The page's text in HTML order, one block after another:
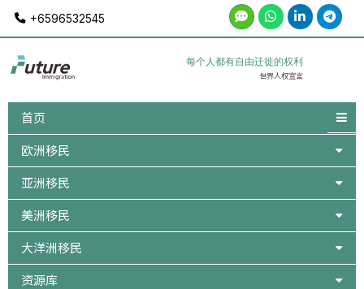
content
+6596532545
每个人都有自由迁徙的权利
世界人权宣言
首页
欧洲移民
亚洲移民
美洲移民
大洋洲移民
资源库